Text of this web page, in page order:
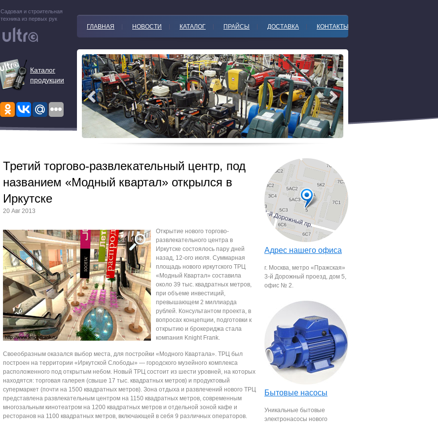
Садовая и строительная
техника из первых рук
Каталог
продукции
ГЛАВНАЯ НОВОСТИ КАТАЛОГ ПРАЙСЫ ДОСТАВКА КОНТАКТЫ
Третий торгово-развлекательный центр, под
названием «Модный квартал» открылся в
Иркутске
20 Авг 2013
Открытие нового торгово-
развлекательного центра в
Иркутске состоялось пару дней
назад, 12-ого июля. Суммарная
площадь нового иркутского ТРЦ
«Модный Квартал» составила
около 39 тыс. квадратных метров,
при объеме инвестиций,
превышающем 2 миллиарда
рублей. Консультантом проекта, в
вопросах концепции, подготовки к
открытию и брокериджа стала
компания Knight Frank.
Своеобразным оказался выбор места, для постройки «Модного Квартала». ТРЦ был
построен на территории «Иркутской Слободы» — городского музейного комплекса
расположенного под открытым небом. Новый ТРЦ состоит из шести уровней, на которых
находятся: торговая галерея (свыше 17 тыс. квадратных метров) и продуктовый
супермаркет (почти на 1500 квадратных метров). Зона отдыха и развлечений нового ТРЦ
представлена развлекательным центром на 1150 квадратных метров, современным
многозальным кинотеатром на 1200 квадратных метров и отдельной зоной кафе и
ресторанов на 1100 квадратных метров, включающей в себя 9 различных операторов.
Адрес нашего офиса
г. Москва, метро «Пражская»
3-й Дорожный проезд, дом 5,
офис № 2.
Бытовые насосы
Уникальные бытовые
электронасосы нового